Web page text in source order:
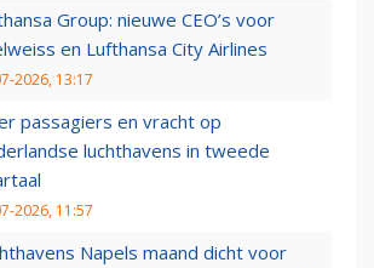
Group: nieuwe CEO’s voor
en Lufthansa City Airlines
2026, 13:17
passagiers en vracht op
luchthavens in tweede
2026, 11:57
Napels maand dicht voor